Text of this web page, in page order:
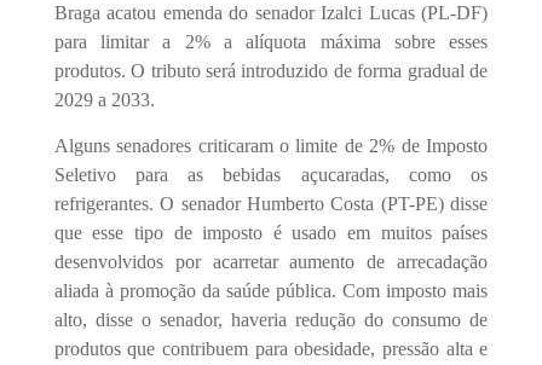
Braga acatou emenda do senador Izalci Lucas (PL-DF)
para limitar a 2% a alíquota máxima sobre esses
produtos. O tributo será introduzido de forma gradual de
2029 a 2033.
Alguns senadores criticaram o limite de 2% de Imposto
Seletivo para as bebidas açucaradas, como os
refrigerantes. O senador Humberto Costa (PT-PE) disse
que esse tipo de imposto é usado em muitos países
desenvolvidos por acarretar aumento de arrecadação
aliada à promoção da saúde pública. Com imposto mais
alto, disse o senador, haveria redução do consumo de
produtos que contribuem para obesidade, pressão alta e